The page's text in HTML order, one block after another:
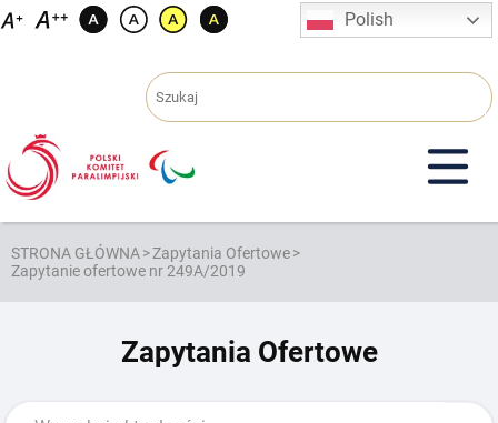
Przejdź
Polish
STRONA GŁÓWNA>Zapytania Ofertowe>
Zapytanie ofertowe nr 249A/2019
Zapytania Ofertowe